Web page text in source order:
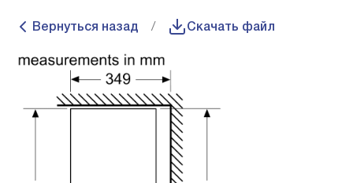
Вернуться назад Скачать файл